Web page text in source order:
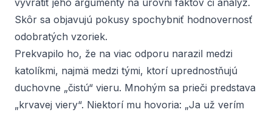
vyvrátiť jeho argumenty na úrovni faktov či analýz.
Skôr sa objavujú pokusy spochybniť hodnovernosť
odobratých vzoriek.
Prekvapilo ho, že na viac odporu narazil medzi
katolíkmi, najmä medzi tými, ktorí uprednostňujú
duchovne „čistú“ vieru. Mnohým sa prieči predstava
„krvavej viery“. Niektorí mu hovoria: „Ja už verím